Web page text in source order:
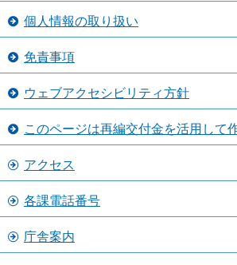
個人情報の取り扱い
免責事項
ウェブアクセシビリティ方針
このページは再編交付金を活用して
アクセス
各課電話番号
庁舎案内